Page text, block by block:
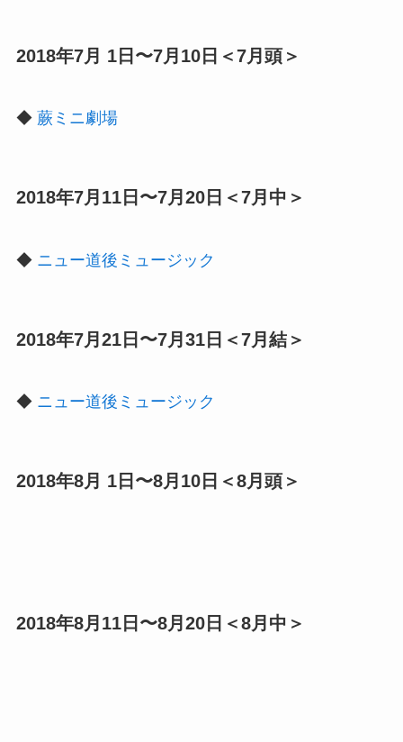
2018年7月 1日〜7月10日＜7月頭＞
◆ 蕨ミニ劇場
2018年7月11日〜7月20日＜7月中＞
◆ ニュー道後ミュージック
2018年7月21日〜7月31日＜7月結＞
◆ ニュー道後ミュージック
2018年8月 1日〜8月10日＜8月頭＞
2018年8月11日〜8月20日＜8月中＞